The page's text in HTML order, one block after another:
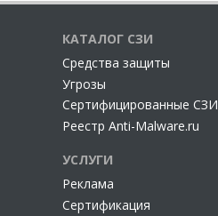
КАТАЛОГ СЗИ
Cредства защиты
Угрозы
Сертифицированные СЗИ
Реестр Anti-Malware.ru
УСЛУГИ
Реклама
Сертификация